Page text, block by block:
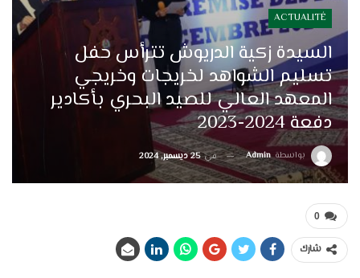
ACTUALITÉ
السيدة زكية الدريوش تترأس حفل
تسليم الشواهد لخريجات وخريجي
المعهد العالي للصيد البحري بأكادير
دفعة 2024-2023
بواسطةAdmin في25 ديسمبر, 2024
0
شارك